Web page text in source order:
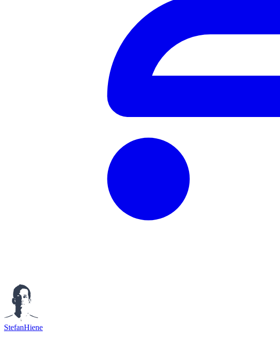
StefanHiene